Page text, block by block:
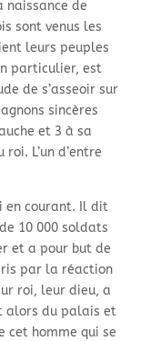
naissance de
sont venus les
leurs peuples
particulier, est
de s’asseoir sur
sincères
et 3 à sa
L’un d’entre
en courant. Il dit
10 000 soldats
et a pour but de
par la réaction
roi, leur dieu, a
alors du palais et
cet homme qui se